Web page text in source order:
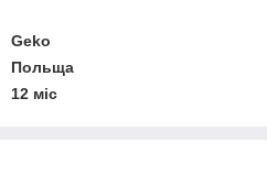
Geko
Польща
12 міс